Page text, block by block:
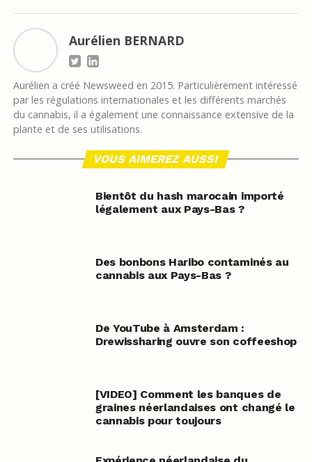
Aurélien BERNARD
Aurélien a créé Newsweed en 2015. Particulièrement intéressé
par les régulations internationales et les différents marchés
du cannabis, il a également une connaissance extensive de la
plante et de ses utilisations.
VOUS AIMEREZ AUSSI
Bientôt du hash marocain importé
légalement aux Pays-Bas ?
Des bonbons Haribo contaminés au
cannabis aux Pays-Bas ?
De YouTube à Amsterdam :
Drewissharing ouvre son coffeeshop
[VIDEO] Comment les banques de
graines néerlandaises ont changé le
cannabis pour toujours